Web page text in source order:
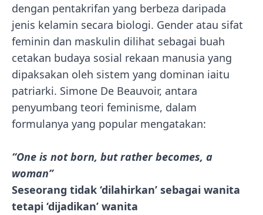
dengan pentakrifan yang berbeza daripada
jenis kelamin secara biologi. Gender atau sifat
feminin dan maskulin dilihat sebagai buah
cetakan budaya sosial rekaan manusia yang
dipaksakan oleh sistem yang dominan iaitu
patriarki. Simone De Beauvoir, antara
penyumbang teori feminisme, dalam
formulanya yang popular mengatakan:
“One is not born, but rather becomes, a
woman”
Seseorang tidak ‘dilahirkan’ sebagai wanita
tetapi ‘dijadikan’ wanita